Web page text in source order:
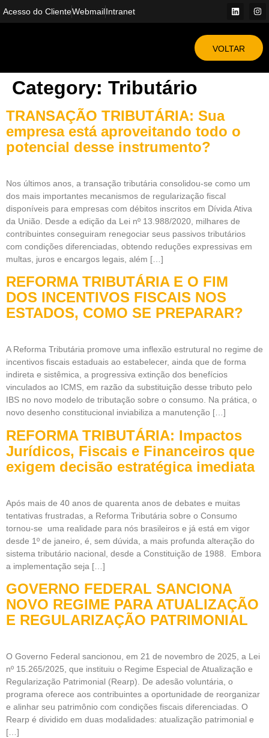
Acesso do ClienteWebmailIntranet
VOLTAR
Category: Tributário
TRANSAÇÃO TRIBUTÁRIA: Sua
empresa está aproveitando todo o
potencial desse instrumento?
Nos últimos anos, a transação tributária consolidou-se como um
dos mais importantes mecanismos de regularização fiscal
disponíveis para empresas com débitos inscritos em Dívida Ativa
da União. Desde a edição da Lei nº 13.988/2020, milhares de
contribuintes conseguiram renegociar seus passivos tributários
com condições diferenciadas, obtendo reduções expressivas em
multas, juros e encargos legais, além […]
REFORMA TRIBUTÁRIA E O FIM
DOS INCENTIVOS FISCAIS NOS
ESTADOS, COMO SE PREPARAR?
A Reforma Tributária promove uma inflexão estrutural no regime de
incentivos fiscais estaduais ao estabelecer, ainda que de forma
indireta e sistêmica, a progressiva extinção dos benefícios
vinculados ao ICMS, em razão da substituição desse tributo pelo
IBS no novo modelo de tributação sobre o consumo. Na prática, o
novo desenho constitucional inviabiliza a manutenção […]
REFORMA TRIBUTÁRIA: Impactos
Jurídicos, Fiscais e Financeiros que
exigem decisão estratégica imediata
Após mais de 40 anos de quarenta anos de debates e muitas
tentativas frustradas, a Reforma Tributária sobre o Consumo
tornou-se uma realidade para nós brasileiros e já está em vigor
desde 1º de janeiro, é, sem dúvida, a mais profunda alteração do
sistema tributário nacional, desde a Constituição de 1988. Embora
a implementação seja […]
GOVERNO FEDERAL SANCIONA
NOVO REGIME PARA ATUALIZAÇÃO
E REGULARIZAÇÃO PATRIMONIAL
O Governo Federal sancionou, em 21 de novembro de 2025, a Lei
nº 15.265/2025, que instituiu o Regime Especial de Atualização e
Regularização Patrimonial (Rearp). De adesão voluntária, o
programa oferece aos contribuintes a oportunidade de reorganizar
e alinhar seu patrimônio com condições fiscais diferenciadas. O
Rearp é dividido em duas modalidades: atualização patrimonial e
[…]